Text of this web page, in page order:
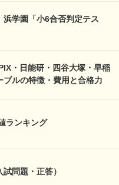
学園「小6合否判定テス
・日能研・四谷大塚・早稲
ルの特徴・費用と合格力
ランキング
問題・正答）